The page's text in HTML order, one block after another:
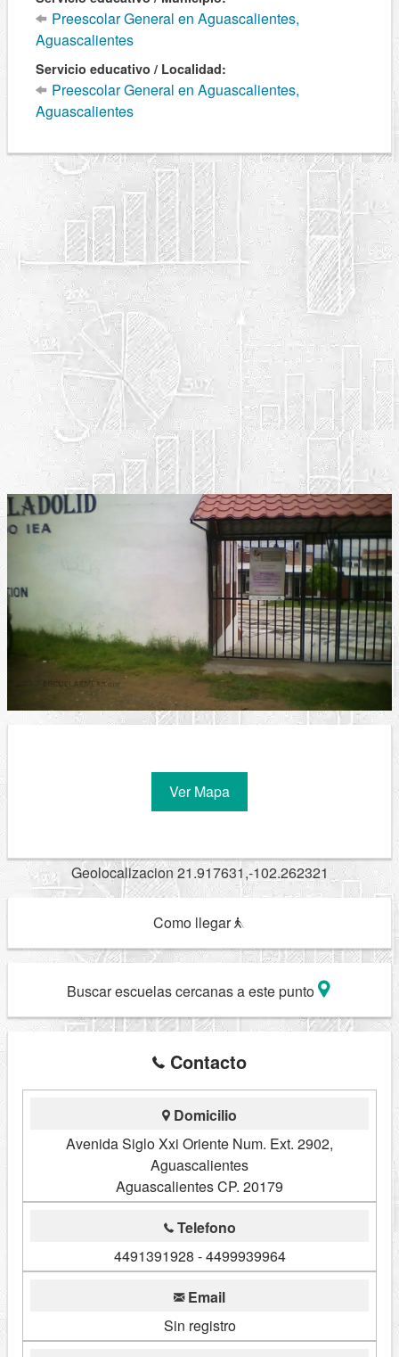
Preescolar General en Aguascalientes,
Aguascalientes
Servicio educativo / Localidad:
Preescolar General en Aguascalientes,
Aguascalientes
Ver Mapa
Geolocalizacion 21.917631,-102.262321
Como llegar
Buscar escuelas cercanas a este punto
Contacto
Domicilio
Avenida Siglo Xxi Oriente Num. Ext. 2902,
Aguascalientes
Aguascalientes CP. 20179
Telefono
4491391928 - 4499939964
Email
Sin registro